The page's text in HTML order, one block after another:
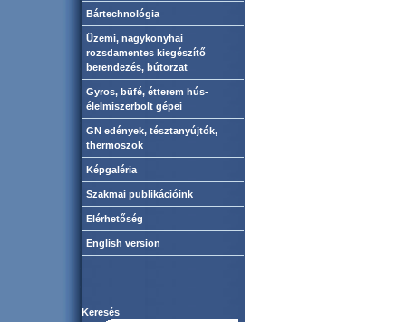
Bártechnológia
Üzemi, nagykonyhai
rozsdamentes kiegészítő
berendezés, bútorzat
Gyros, büfé, étterem hús-
élelmiszerbolt gépei
GN edények, tésztanyújtók,
thermoszok
Képgaléria
Szakmai publikációink
Elérhetőség
English version
Keresés